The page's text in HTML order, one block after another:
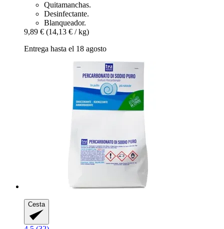
Quitamanchas.
Desinfectante.
Blanqueador.
9,89 € (14,13 € / kg)
Entrega hasta el 18 agosto
Cesta